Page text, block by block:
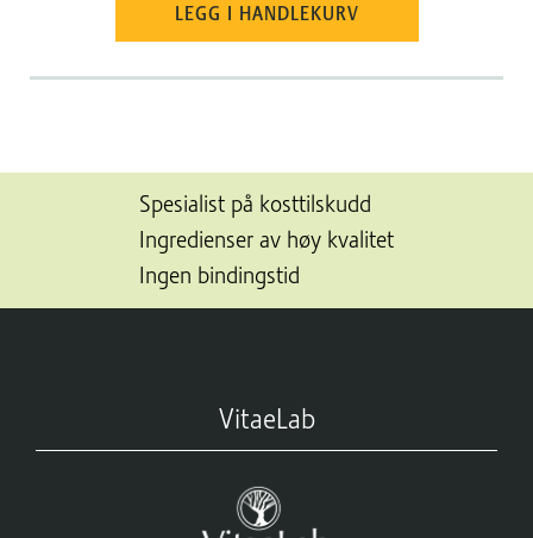
LEGG I HANDLEKURV
Spesialist på kosttilskudd
Ingredienser av høy kvalitet
Ingen bindingstid
VitaeLab